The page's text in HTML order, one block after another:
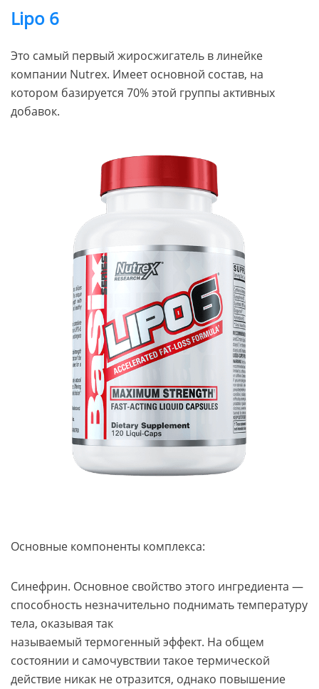
Lipo 6
Это самый первый жиросжигатель в линейке
компании Nutrex. Имеет основной состав, на
котором базируется 70% этой группы активных
добавок.
Основные компоненты комплекса:
Синефрин. Основное свойство этого ингредиента —
способность незначительно поднимать температуру
тела, оказывая так
называемый термогенный эффект. На общем
состоянии и самочувствии такое термической
действие никак не отразится, однако повышение